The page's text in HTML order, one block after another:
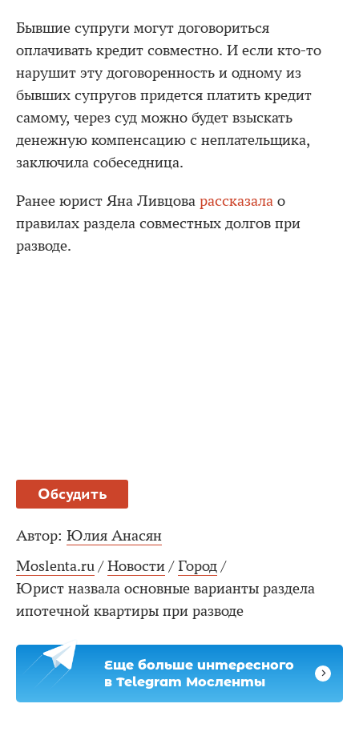
Бывшие супруги могут договориться
оплачивать кредит совместно. И если кто-то
нарушит эту договоренность и одному из
бывших супругов придется платить кредит
самому, через суд можно будет взыскать
денежную компенсацию с неплательщика,
заключила собеседница.
Ранее юрист Яна Ливцова рассказала о
правилах раздела совместных долгов при
разводе.
Обсудить
Автор: Юлия Анасян
Moslenta.ru / Новости / Город /
Юрист назвала основные варианты раздела
ипотечной квартиры при разводе
Еще больше интересного
в Telegram Мосленты